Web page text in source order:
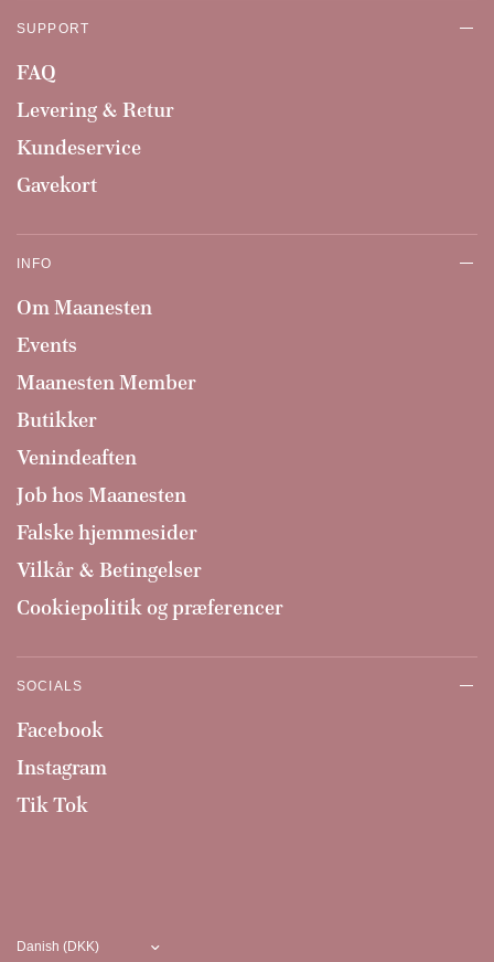
SUPPORT
FAQ
Levering & Retur
Kundeservice
Gavekort
INFO
Om Maanesten
Events
Maanesten Member
Butikker
Venindeaften
Job hos Maanesten
Falske hjemmesider
Vilkår & Betingelser
Cookiepolitik og præferencer
SOCIALS
Facebook
Instagram
Tik Tok